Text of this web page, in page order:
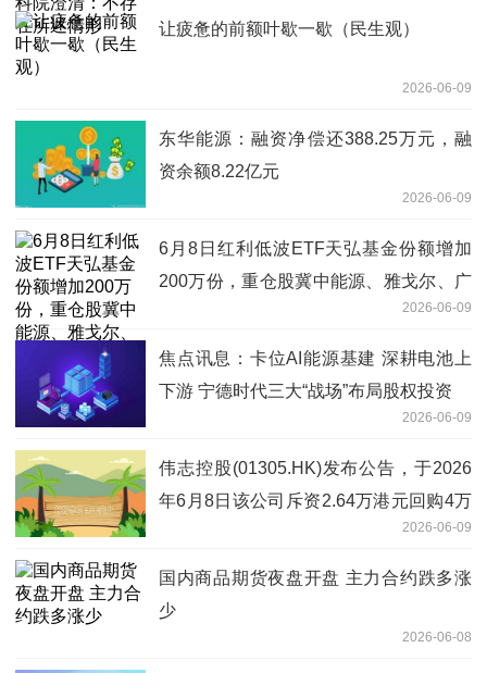
让疲惫的前额叶歇一歇（民生观）
2026-06-09
东华能源：融资净偿还388.25万元，融
资余额8.22亿元
2026-06-09
6月8日红利低波ETF天弘基金份额增加
200万份，重仓股冀中能源、雅戈尔、广
2026-06-09
焦点讯息：卡位AI能源基建 深耕电池上
下游 宁德时代三大“战场”布局股权投资
2026-06-09
伟志控股(01305.HK)发布公告，于2026
年6月8日该公司斥资2.64万港元回购4万
2026-06-09
国内商品期货夜盘开盘 主力合约跌多涨
少
2026-06-08